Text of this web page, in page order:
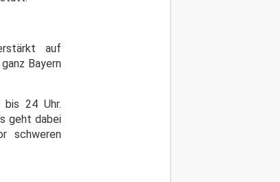
auf
Bayern
bis 24 Uhr.
geht dabei
schweren